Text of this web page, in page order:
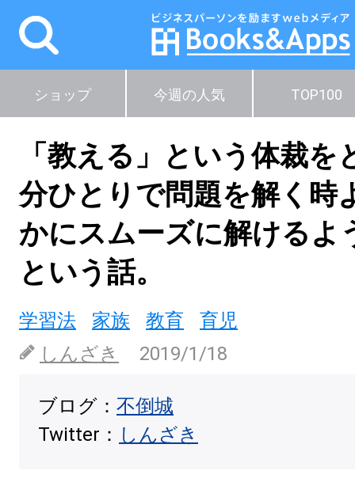
ショップ 今週の人気 TOP100
「教える」という体裁を
分ひとりで問題を解く時
かにスムーズに解けるよ
という話。
学習法 家族 教育
育児
しんざき
2019/1/18
ブログ： 不倒城
Twitter： しんざき